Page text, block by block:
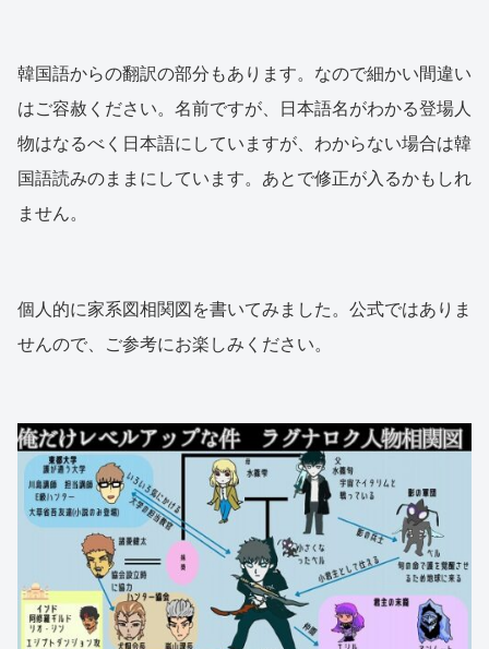
韓国語からの翻訳の部分もあります。なので細かい間違い
はご容赦ください。名前ですが、日本語名がわかる登場人
物はなるべく日本語にしていますが、わからない場合は韓
国語読みのままにしています。あとで修正が入るかもしれ
ません。
個人的に家系図相関図を書いてみました。公式ではありま
せんので、ご参考にお楽しみください。